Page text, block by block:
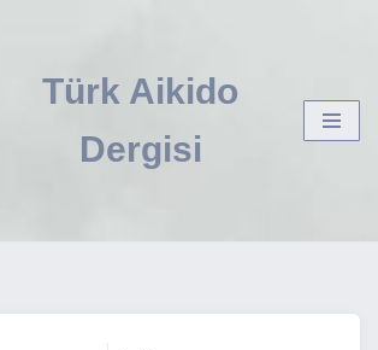
Türk Aikido
Dergisi